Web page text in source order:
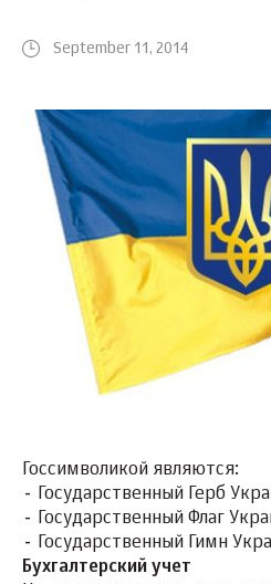
September 11, 2014
Госсимволикой являются:
-
Государственный Герб
-
Государственный Флаг
-
Государственный Гимн
Бухгалтерский учет